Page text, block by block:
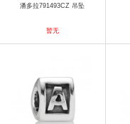
潘多拉791493CZ 吊坠
暂无